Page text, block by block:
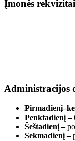
Įmonės rekvizitai
Administracijos
Penktadienį –
Šeštadienį –
Sekmadienį –